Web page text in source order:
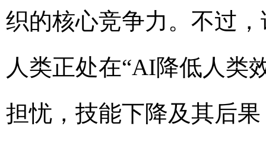
织的核心竞争力。不过
人类正处在“AI降低人类
担忧，技能下降及其后